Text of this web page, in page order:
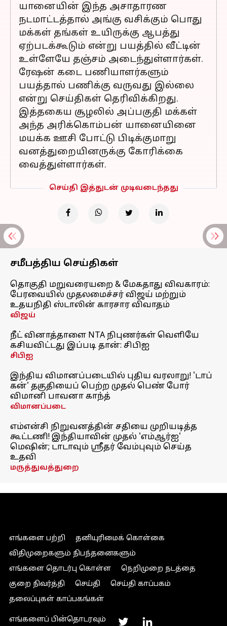
யானையின் இந்த அசாதாரண
நடமாட்டத்தால் அங்கு வசிக்கும் பொது
மக்கள் தங்கள் உயிருக்கு ஆபத்து
ஏற்படக்கூடும் என்று பயத்தில் வீட்டின்
உள்ளேயே தஞ்சம் அடைந்துள்ளார்கள்.
ரேஷன் கடை பணியாளர்களும்
பயத்தால் பணிக்கு வருவது இல்லை
என்று செய்திகள் தெரிவிக்கிறது.
இத்தகைய சூழலில் அப்பகுதி மக்கள்
அந்த அரிக்கொம்பன் யானையினை
மயக்க ஊசி போட்டு பிடிக்குமாறு
வனத்துறையினருக்கு கோரிக்கை
வைத்துள்ளார்கள்.
செய்தி இத்துடன் முடிவடைந்தது
சமீபத்திய செய்திகள்
தொகுதி மறுவரையறை & மேகதாது விவகாரம்:
பேரவையில் முதலமைச்சர் விஜய் மற்றும்
உதயநிதி ஸ்டாலின் காரசார விவாதம்
விஜய்
நீட் வினாத்தாளை NTA நிபுணர்கள் வெளியே
கசியவிட்டது இப்படி தான்: சிபிஐ
சிபிஐ
இந்திய விமானப்படையில் புதிய வரலாறு! 'டாப்
கன்' தகுதியைப் பெற்ற முதல் பெண் போர்
விமானி பாவனா காந்த்
விமானப்படை
எம்என்சி நிறுவனத்தின் சதியை முறியடித்த
கூட்டணி! இந்தியாவின் முதல் 'எம்ஆர்ஐ'
மெஷின்; டாடாவும் ஸ்ரீதர் வேம்புவும் செய்த
உதவி
மருத்துவத்துறை
எங்களை பற்றி
தனியுரிமைக் கொள்கை
விதிமுறைகளும் நிபந்தனைகளும்
எங்களை தொடர்பு கொள்ள
நெறிமுறை நடத்தை
குறை நிவர்த்தி
செய்தி
செய்தி காப்பகம்
தலைப்புகள் காப்பகங்கள்
எங்களைப் பின்தொடரவும்